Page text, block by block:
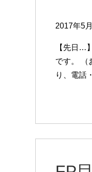
2017年5
【先日…
です。 （
り、電話